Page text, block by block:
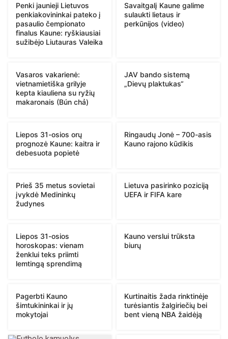
Penki jaunieji Lietuvos
penkiakovininkai pateko į
pasaulio čempionato
finalus Kaune: ryškiausiai
sužibėjo Liutauras Valeika
Savaitgalį Kaune galime
sulaukti lietaus ir
perkūnijos (video)
Vasaros vakarienė:
vietnamietiška grilyje
kepta kiauliena su ryžių
makaronais (Bún chả)
JAV bando sistemą
„Dievų plaktukas“
Liepos 31-osios orų
prognozė Kaune: kaitra ir
debesuota popietė
Ringaudų Jonė – 700-asis
Kauno rajono kūdikis
Prieš 35 metus sovietai
įvykdė Medininkų
žudynes
Lietuva pasirinko poziciją
UEFA ir FIFA kare
Liepos 31-osios
horoskopas: vienam
ženklui teks priimti
lemtingą sprendimą
Kauno verslui trūksta
biurų
Pagerbti Kauno
šimtukininkai ir jų
mokytojai
Kurtinaitis žada rinktinėje
turėsiantis žalgiriečių bei
bent vieną NBA žaidėją